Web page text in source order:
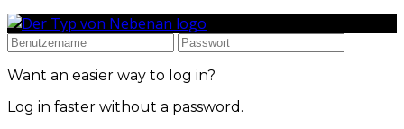
Want an easier way to log in?
Log in faster without a password.